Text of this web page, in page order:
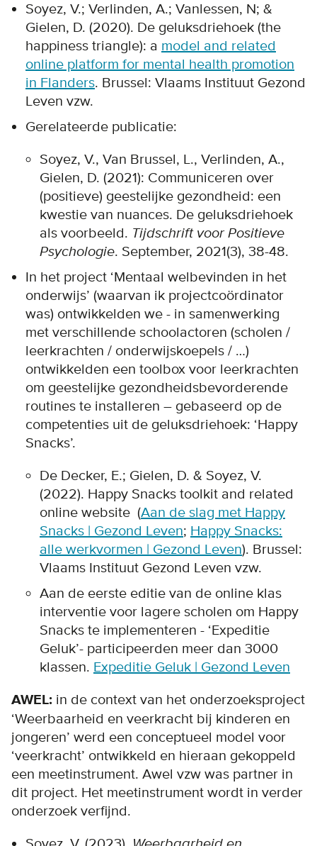
Soyez, V.; Verlinden, A.; Vanlessen, N; &
Gielen, D. (2020). De geluksdriehoek (the
happiness triangle): a model and related
online platform for mental health promotion
in Flanders. Brussel: Vlaams Instituut Gezond
Leven vzw.
Gerelateerde publicatie:
Soyez, V., Van Brussel, L., Verlinden, A.,
Gielen, D. (2021): Communiceren over
(positieve) geestelijke gezondheid: een
kwestie van nuances. De geluksdriehoek
als voorbeeld. Tijdschrift voor Positieve
Psychologie. September, 2021(3), 38-48.
In het project ‘Mentaal welbevinden in het
onderwijs’ (waarvan ik projectcoördinator
was) ontwikkelden we - in samenwerking
met verschillende schoolactoren (scholen /
leerkrachten / onderwijskoepels / …)
ontwikkelden een toolbox voor leerkrachten
om geestelijke gezondheidsbevorderende
routines te installeren – gebaseerd op de
competenties uit de geluksdriehoek: ‘Happy
Snacks’.
De Decker, E.; Gielen, D. & Soyez, V.
(2022). Happy Snacks toolkit and related
online website (Aan de slag met Happy
Snacks | Gezond Leven; Happy Snacks:
alle werkvormen | Gezond Leven). Brussel:
Vlaams Instituut Gezond Leven vzw.
Aan de eerste editie van de online klas
interventie voor lagere scholen om Happy
Snacks te implementeren - ‘Expeditie
Geluk’- participeerden meer dan 3000
klassen. Expeditie Geluk | Gezond Leven
AWEL: in de context van het onderzoeksproject
‘Weerbaarheid en veerkracht bij kinderen en
jongeren’ werd een conceptueel model voor
‘veerkracht’ ontwikkeld en hieraan gekoppeld
een meetinstrument. Awel vzw was partner in
dit project. Het meetinstrument wordt in verder
onderzoek verfijnd.